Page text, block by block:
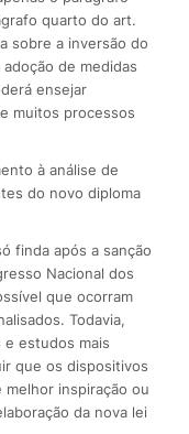
quarto do art.
sobre a inversão do
de medidas
ensejar
muitos processos
à análise de
do novo diploma
finda após a sanção
Nacional dos
que ocorram
Todavia,
estudos mais
que os dispositivos
inspiração ou
da nova lei